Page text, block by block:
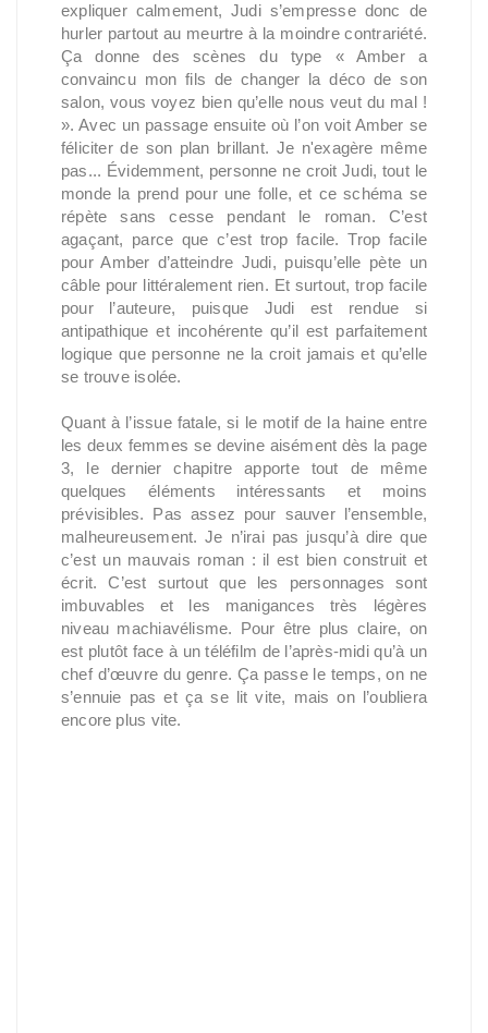
expliquer calmement, Judi s’empresse donc de
hurler partout au meurtre à la moindre contrariété.
Ça donne des scènes du type « Amber a
convaincu mon fils de changer la déco de son
salon, vous voyez bien qu’elle nous veut du mal !
». Avec un passage ensuite où l’on voit Amber se
féliciter de son plan brillant. Je n'exagère même
pas... Évidemment, personne ne croit Judi, tout le
monde la prend pour une folle, et ce schéma se
répète sans cesse pendant le roman. C’est
agaçant, parce que c’est trop facile. Trop facile
pour Amber d’atteindre Judi, puisqu’elle pète un
câble pour littéralement rien. Et surtout, trop facile
pour l’auteure, puisque Judi est rendue si
antipathique et incohérente qu’il est parfaitement
logique que personne ne la croit jamais et qu’elle
se trouve isolée.
Quant à l’issue fatale, si le motif de la haine entre
les deux femmes se devine aisément dès la page
3, le dernier chapitre apporte tout de même
quelques éléments intéressants et moins
prévisibles. Pas assez pour sauver l’ensemble,
malheureusement. Je n’irai pas jusqu’à dire que
c’est un mauvais roman : il est bien construit et
écrit. C’est surtout que les personnages sont
imbuvables et les manigances très légères
niveau machiavélisme. Pour être plus claire, on
est plutôt face à un téléfilm de l’après-midi qu’à un
chef d’œuvre du genre. Ça passe le temps, on ne
s’ennuie pas et ça se lit vite, mais on l’oubliera
encore plus vite.